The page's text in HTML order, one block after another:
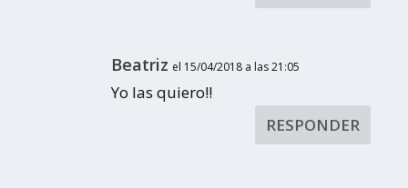
Beatriz el 15/04/2018 a las 21:05
Yo las quiero!!
RESPONDER